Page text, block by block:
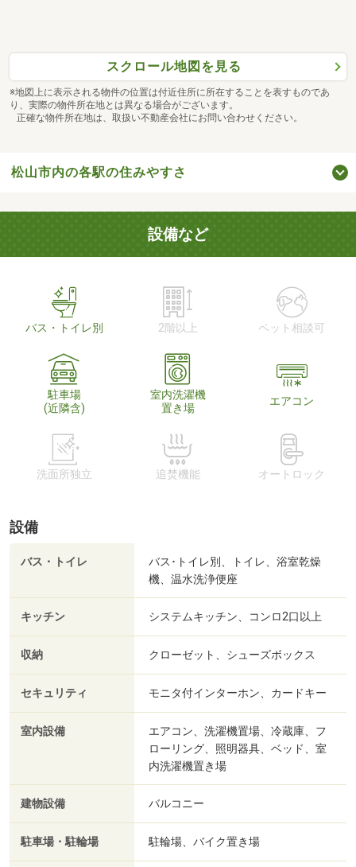
スクロール地図を見る
※地図上に表示される物件の位置は付近住所に所在することを表すものであ
り、実際の物件所在地とは異なる場合がございます。
正確な物件所在地は、取扱い不動産会社にお問い合わせください。
松山市内の各駅の住みやすさ
設備など
バス・トイレ別 2階以上 ペット相談可
駐車場
(近隣含)
室内洗濯機
置き場
エアコン
洗面所独立 追焚機能 オートロック
設備
バス・トイレ
バス･トイレ別、トイレ、浴室乾燥
機、温水洗浄便座
キッチン システムキッチン、コンロ2口以上
収納 クローゼット、シューズボックス
セキュリティ モニタ付インターホン、カードキー
室内設備
エアコン、洗濯機置場、冷蔵庫、フ
ローリング、照明器具、ベッド、室
内洗濯機置き場
建物設備 バルコニー
駐車場・駐輪場 駐輪場、バイク置き場